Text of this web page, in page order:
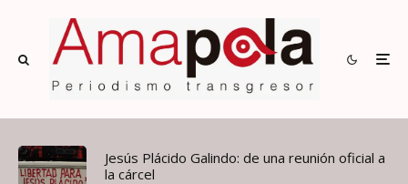
Jesús Plácido Galindo: de una reunión oficial a
la cárcel